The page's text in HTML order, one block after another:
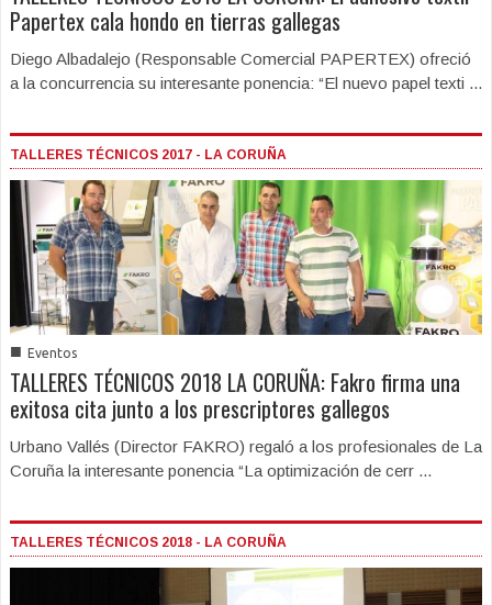
Papertex cala hondo en tierras gallegas
Diego Albadalejo (Responsable Comercial PAPERTEX) ofreció
a la concurrencia su interesante ponencia: “El nuevo papel texti ...
TALLERES TÉCNICOS 2017 - LA CORUÑA
■ Eventos
TALLERES TÉCNICOS 2018 LA CORUÑA: Fakro firma una
exitosa cita junto a los prescriptores gallegos
Urbano Vallés (Director FAKRO) regaló a los profesionales de La
Coruña la interesante ponencia “La optimización de cerr ...
TALLERES TÉCNICOS 2018 - LA CORUÑA